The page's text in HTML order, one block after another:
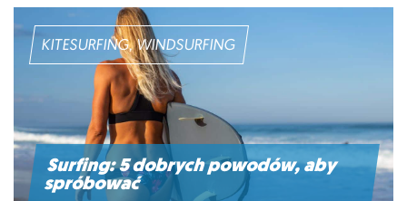
KITESURFING, WINDSURFING
Surfing: 5 dobrych powodów, aby
spróbować